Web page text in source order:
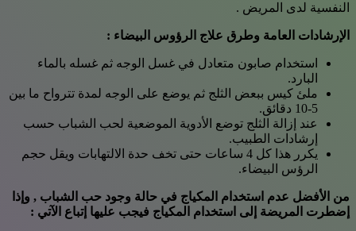
النفسية لدى المريض .
الإرشادات العامة وطرق علاج الرؤوس البيضاء :
استخدام صابون متعادل في غسل الوجه ثم غسله بالماء
البارد.
ملئ كيس ببعض الثلج ثم يوضع على الوجه لمدة تترواح ما بين
5-10 دقائق.
عند إزالة الثلج توضع الأدوية الموضعية لحب الشباب حسب
إرشادات الطبيب.
يكرر هذا كل 4 ساعات حتى تخف حدة الالتهابات ويقل حجم
الرؤس البيضاء.
من الأفضل عدم استخدام المكياج في حالة وجود حب الشباب , وإذا
إضطرت المريضة إلى استخدام المكياج فيجب عليها إتباع الآتي :